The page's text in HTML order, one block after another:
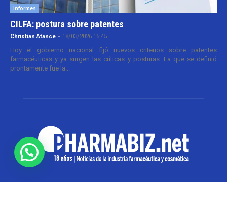
Informes
CILFA: postura sobre patentes
Christian Atance - 18/03/2026 15:45
Hoy el gobierno nacional fijó nuevos criterios sobre patentes
farmacéuticas y ya surgen las críticas y posturas. La que se definió
prontamente fue la...